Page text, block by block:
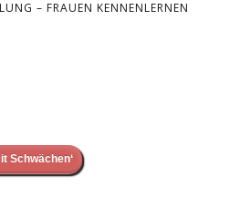
– FRAUEN KENNENLERNEN
Schwächen‘